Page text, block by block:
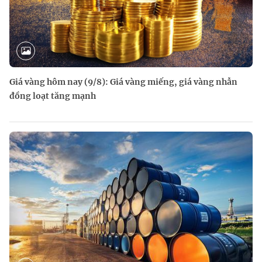
Giá vàng hôm nay (9/8): Giá vàng miếng, giá vàng nhẫn
đồng loạt tăng mạnh